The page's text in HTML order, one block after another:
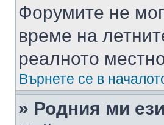
Форумите не
време на
реалното
Върнете се в
» Родния ми